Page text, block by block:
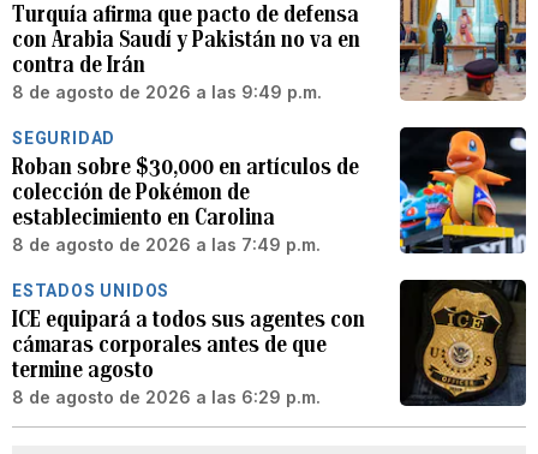
Turquía afirma que pacto de defensa
con Arabia Saudí y Pakistán no va en
contra de Irán
8 de agosto de 2026 a las 9:49 p.m.
SEGURIDAD
Roban sobre $30,000 en artículos de
colección de Pokémon de
establecimiento en Carolina
8 de agosto de 2026 a las 7:49 p.m.
ESTADOS UNIDOS
ICE equipará a todos sus agentes con
cámaras corporales antes de que
termine agosto
8 de agosto de 2026 a las 6:29 p.m.